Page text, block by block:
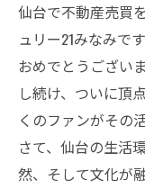
仙台で不動産売買
ュリー21みなみで
おめでとうござい
し続け、ついに頂
くのファンがその
さて、仙台の生活
然、そして文化が